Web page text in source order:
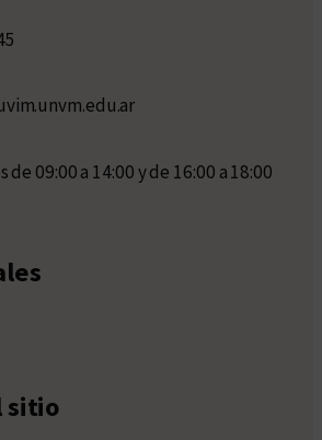
de 09:00 a 14:00 y de 16:00 a 18:00
sitio